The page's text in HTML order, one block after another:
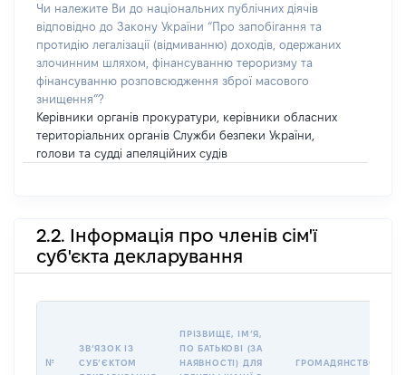
Чи належите Ви до національних публічних діячів
відповідно до Закону України “Про запобігання та
протидію легалізації (відмиванню) доходів, одержаних
злочинним шляхом, фінансуванню тероризму та
фінансуванню розповсюдження зброї масового
знищення”?
Керівники органів прокуратури, керівники обласних
територіальних органів Служби безпеки України,
голови та судді апеляційних судів
2.2. Інформація про членів сім'ї
суб'єкта декларування
№
ЗВʼЯЗОК ІЗ
СУБʼЄКТОМ
ПРІЗВИЩЕ, ІМʼЯ,
ПО БАТЬКОВІ (ЗА
НАЯВНОСТІ) ДЛЯ
ГРОМАДЯНСТВО